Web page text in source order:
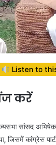
Listen to
करें
सांसद
कांग्रेस